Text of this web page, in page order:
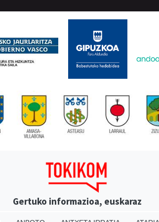
Gertuko informazioa, euskaraz